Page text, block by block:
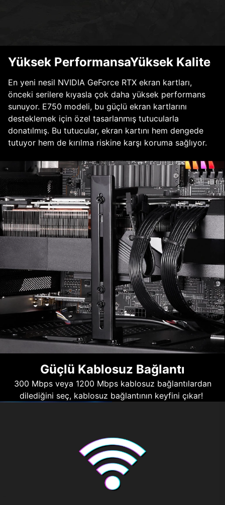
Yüksek PerformansaYüksek Kalite
En yeni nesil NVIDIA GeForce RTX ekran kartları,
önceki serilere kıyasla çok daha yüksek performans
sunuyor. E750 modeli, bu güçlü ekran kartlarını
desteklemek için özel tasarlanmış tutucularla
donatılmış. Bu tutucular, ekran kartını hem dengede
tutuyor hem de kırılma riskine karşı koruma sağlıyor.
Güçlü Kablosuz Bağlantı
300 Mbps veya 1200 Mbps kablosuz bağlantılardan
dilediğini seç, kablosuz bağlantının keyfini çıkar!